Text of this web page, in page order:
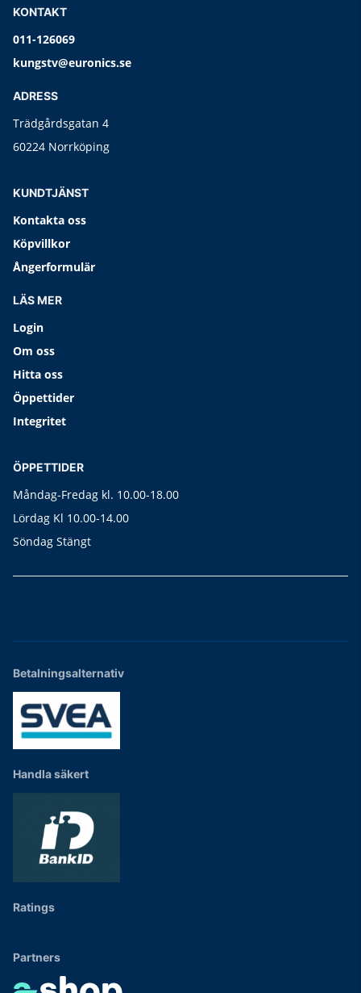
KONTAKT
011-126069
kungstv@euronics.se
ADRESS
Trädgårdsgatan 4
60224 Norrköping
KUNDTJÄNST
Kontakta oss
Köpvillkor
Ångerformulär
LÄS MER
Login
Om oss
Hitta oss
Öppettider
Integritet
ÖPPETTIDER
Måndag-Fredag kl. 10.00-18.00
Lördag Kl 10.00-14.00
Söndag Stängt
Betalningsalternativ
Handla säkert
Ratings
Partners